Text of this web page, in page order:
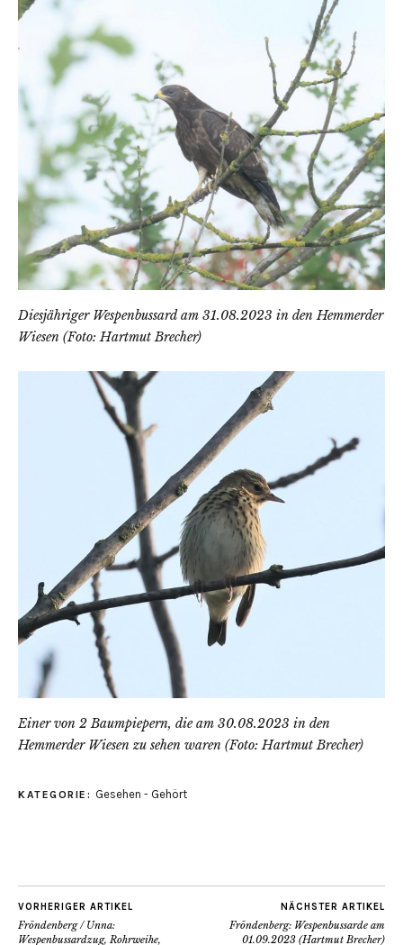
Diesjähriger Wespenbussard am 31.08.2023 in den Hemmerder
Wiesen (Foto: Hartmut Brecher)
Einer von 2 Baumpiepern, die am 30.08.2023 in den
Hemmerder Wiesen zu sehen waren (Foto: Hartmut Brecher)
KATEGORIE: Gesehen - Gehört
VORHERIGER ARTIKEL
Fröndenberg / Unna:
Wespenbussardzug, Rohrweihe,
NÄCHSTER ARTIKEL
Fröndenberg: Wespenbussarde am
01.09.2023 (Hartmut Brecher)